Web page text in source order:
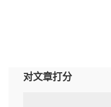
对文章打分